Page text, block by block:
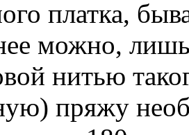
платка,
можно,
нитью
пряжу